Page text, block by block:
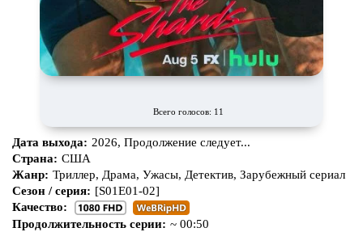
Всего голосов: 11
Дата выхода: 2026, Продолжение следует...
Страна: США
Жанр: Триллер, Драма, Ужасы, Детектив, Зарубежный сериал
Сезон / серия: [S01E01-02]
Качество:
Продолжительность серии: ~ 00:50